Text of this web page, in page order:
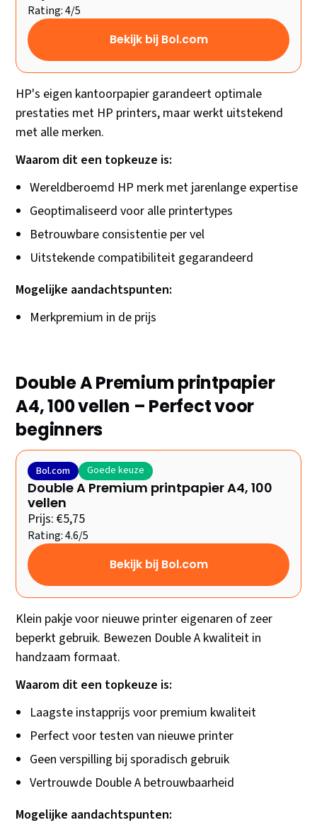
Rating: 4/5
Bekijk bij Bol.com
HP's eigen kantoorpapier garandeert optimale
prestaties met HP printers, maar werkt uitstekend
met alle merken.
Waarom dit een topkeuze is:
Wereldberoemd HP merk met jarenlange expertise
Geoptimaliseerd voor alle printertypes
Betrouwbare consistentie per vel
Uitstekende compatibiliteit gegarandeerd
Mogelijke aandachtspunten:
Merkpremium in de prijs
Double A Premium printpapier
A4, 100 vellen – Perfect voor
beginners
Bol.com Goede keuze
Double A Premium printpapier A4, 100
vellen
Prijs: €5,75
Rating: 4.6/5
Bekijk bij Bol.com
Klein pakje voor nieuwe printer eigenaren of zeer
beperkt gebruik. Bewezen Double A kwaliteit in
handzaam formaat.
Waarom dit een topkeuze is:
Laagste instapprijs voor premium kwaliteit
Perfect voor testen van nieuwe printer
Geen verspilling bij sporadisch gebruik
Vertrouwde Double A betrouwbaarheid
Mogelijke aandachtspunten: